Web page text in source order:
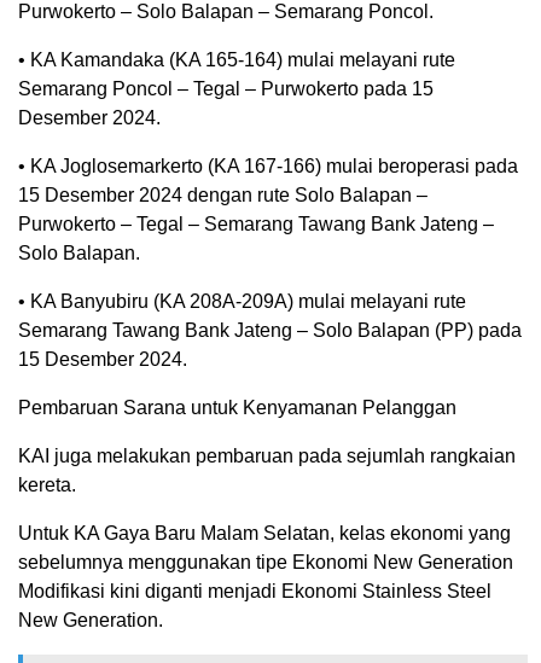
Purwokerto – Solo Balapan – Semarang Poncol.
• KA Kamandaka (KA 165-164) mulai melayani rute
Semarang Poncol – Tegal – Purwokerto pada 15
Desember 2024.
• KA Joglosemarkerto (KA 167-166) mulai beroperasi pada
15 Desember 2024 dengan rute Solo Balapan –
Purwokerto – Tegal – Semarang Tawang Bank Jateng –
Solo Balapan.
• KA Banyubiru (KA 208A-209A) mulai melayani rute
Semarang Tawang Bank Jateng – Solo Balapan (PP) pada
15 Desember 2024.
Pembaruan Sarana untuk Kenyamanan Pelanggan
KAI juga melakukan pembaruan pada sejumlah rangkaian
kereta.
Untuk KA Gaya Baru Malam Selatan, kelas ekonomi yang
sebelumnya menggunakan tipe Ekonomi New Generation
Modifikasi kini diganti menjadi Ekonomi Stainless Steel
New Generation.